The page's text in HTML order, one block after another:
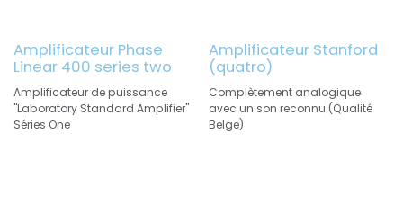
Amplificateur Phase
Linear 400 series two
Amplificateur de puissance
"Laboratory Standard Amplifier"
Séries One
Amplificateur Stanford
(quatro)
Complètement analogique
avec un son reconnu (Qualité
Belge)